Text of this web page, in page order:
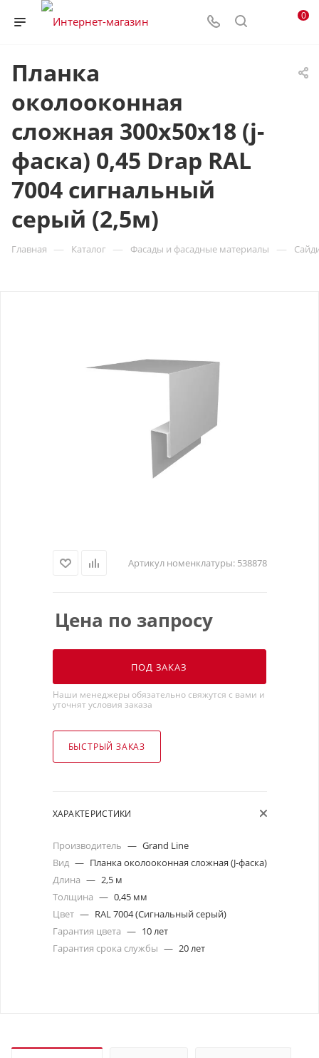
0
Планка
околооконная
сложная 300х50х18 (j-
фаска) 0,45 Drap RAL
7004 сигнальный
серый (2,5м)
Главная — Каталог — Фасады и фасадные материалы —
Артикул номенклатуры: 538878
Цена по запросу
ПОД ЗАКАЗ
Наши менеджеры обязательно свяжутся с вами и
уточнят условия заказа
БЫСТРЫЙ ЗАКАЗ
ХАРАКТЕРИСТИКИ
Производитель — Grand Line
Вид — Планка околооконная сложная (J-фаска)
Длина — 2,5 м
Толщина — 0,45 мм
Цвет — RAL 7004 (Сигнальный серый)
Гарантия цвета — 10 лет
Гарантия срока службы — 20 лет